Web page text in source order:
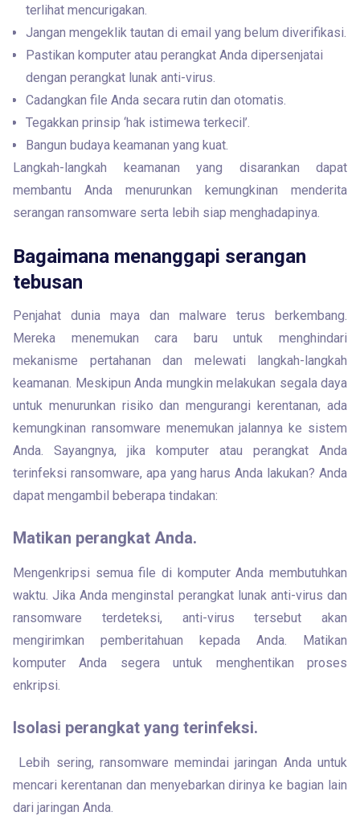
terlihat mencurigakan.
Jangan mengeklik tautan di email yang belum diverifikasi.
Pastikan komputer atau perangkat Anda dipersenjatai
dengan perangkat lunak anti-virus.
Cadangkan file Anda secara rutin dan otomatis.
Tegakkan prinsip ‘hak istimewa terkecil’.
Bangun budaya keamanan yang kuat.
Langkah-langkah keamanan yang disarankan dapat
membantu Anda menurunkan kemungkinan menderita
serangan ransomware serta lebih siap menghadapinya.
Bagaimana menanggapi serangan
tebusan
Penjahat dunia maya dan malware terus berkembang.
Mereka menemukan cara baru untuk menghindari
mekanisme pertahanan dan melewati langkah-langkah
keamanan. Meskipun Anda mungkin melakukan segala daya
untuk menurunkan risiko dan mengurangi kerentanan, ada
kemungkinan ransomware menemukan jalannya ke sistem
Anda. Sayangnya, jika komputer atau perangkat Anda
terinfeksi ransomware, apa yang harus Anda lakukan? Anda
dapat mengambil beberapa tindakan:
Matikan perangkat Anda.
Mengenkripsi semua file di komputer Anda membutuhkan
waktu. Jika Anda menginstal perangkat lunak anti-virus dan
ransomware terdeteksi, anti-virus tersebut akan
mengirimkan pemberitahuan kepada Anda. Matikan
komputer Anda segera untuk menghentikan proses
enkripsi.
Isolasi perangkat yang terinfeksi.
mencari kerentanan dan menyebarkan dirinya ke bagian lain
dari jaringan Anda.